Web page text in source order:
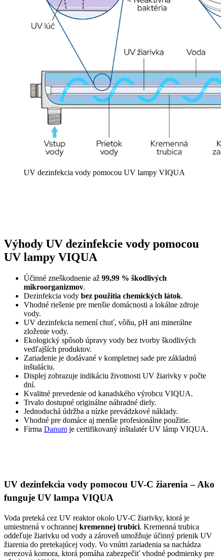
UV dezinfekcia vody pomocou UV lampy VIQUA
Výhody UV dezinfekcie vody pomocou
UV lampy VIQUA
Účinné zneškodnenie až 99,99 % škodlivých
mikroorganizmov.
Dezinfekcia vody bez použitia chemických látok.
Vhodné riešenie pre menšie domácnosti a lokálne zdroje
vody.
UV dezinfekcia nemení chuť, vôňu, pH ani minerálne
zloženie vody.
Ekologický spôsob úpravy vody bez tvorby škodlivých
vedľajších produktov.
Zariadenie je dodávané v kompletnej sade pre základnú
inštaláciu.
Displej zobrazuje indikáciu životnosti UV žiarivky v počte
dní.
Kvalitné prevedenie od kanadského výrobcu VIQUA.
Trvalo dostupné originálne náhradné diely.
Jednoduchá údržba a nízke prevádzkové náklady.
Vhodné pre domáce aj menšie profesionálne použitie.
Firma Danum je certifikovaný inštalatér UV lámp VIQUA.
UV dezinfekcia vody pomocou UV-C žiarenia – Ako
funguje UV lampa VIQUA
Voda preteká cez UV reaktor okolo UV-C žiarivky, ktorá je
umiestnená v ochrannej kremennej trubici. Kremenná trubica
oddeľuje žiarivku od vody a zároveň umožňuje účinný prienik UV
žiarenia do pretekajúcej vody. Vo vnútri zariadenia sa nachádza
nerezová komora, ktorá pomáha zabezpečiť vhodné podmienky pre